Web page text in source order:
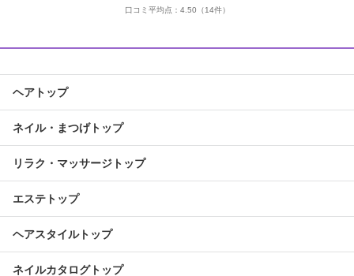
口コミ平均点： 4.50 （14件）
ヘアトップ
ネイル・まつげトップ
リラク・マッサージトップ
エステトップ
ヘアスタイルトップ
ネイルカタログトップ